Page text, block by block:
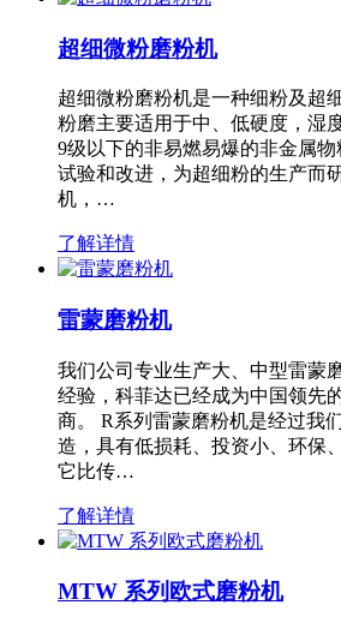
超细微粉磨粉机
超细微粉磨粉机是一种细粉及超
粉磨主要适用于中、低硬度，湿
9级以下的非易燃易爆的非金属
试验和改进，为超细粉的生产而
机，…
了解详情
雷蒙磨粉机
我们公司专业生产大、中型雷蒙
经验，科菲达已经成为中国领先
商。 R系列雷蒙磨粉机是经过我
造，具有低损耗、投资小、环保
它比传…
了解详情
MTW 系列欧式磨粉机